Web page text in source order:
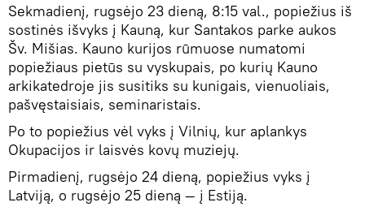
Sekmadienį, rugsėjo 23 dieną, 8:15 val., popiežius iš
sostinės išvyks į Kauną, kur Santakos parke aukos
Šv. Mišias. Kauno kurijos rūmuose numatomi
popiežiaus pietūs su vyskupais, po kurių Kauno
arkikatedroje jis susitiks su kunigais, vienuoliais,
pašvęstaisiais, seminaristais.
Po to popiežius vėl vyks į Vilnių, kur aplankys
Okupacijos ir laisvės kovų muziejų.
Pirmadienį, rugsėjo 24 dieną, popiežius vyks į
Latviją, o rugsėjo 25 dieną — į Estiją.